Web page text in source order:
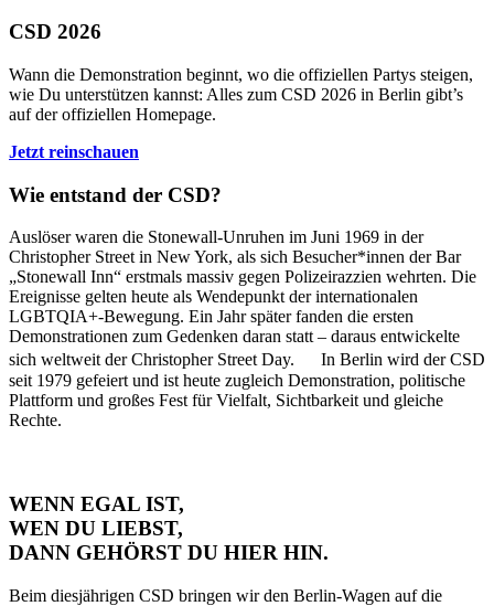
CSD 2026
Wann die Demonstration beginnt, wo die offiziellen Partys steigen,
wie Du unterstützen kannst: Alles zum CSD 2026 in Berlin gibt’s
auf der offiziellen Homepage.
Jetzt reinschauen
Wie entstand der CSD?
Auslöser waren die Stonewall-Unruhen im Juni 1969 in der
Christopher Street in New York, als sich Besucher*innen der Bar
„Stonewall Inn“ erstmals massiv gegen Polizeirazzien wehrten. Die
Ereignisse gelten heute als Wendepunkt der internationalen
LGBTQIA+-Bewegung. Ein Jahr später fanden die ersten
Demonstrationen zum Gedenken daran statt – daraus entwickelte
sich weltweit der Christopher Street Day. In Berlin wird der CSD
seit 1979 gefeiert und ist heute zugleich Demonstration, politische
Plattform und großes Fest für Vielfalt, Sichtbarkeit und gleiche
Rechte.
WENN EGAL IST,
WEN DU LIEBST,
DANN GEHÖRST DU HIER HIN.
Beim diesjährigen CSD bringen wir den Berlin-Wagen auf die